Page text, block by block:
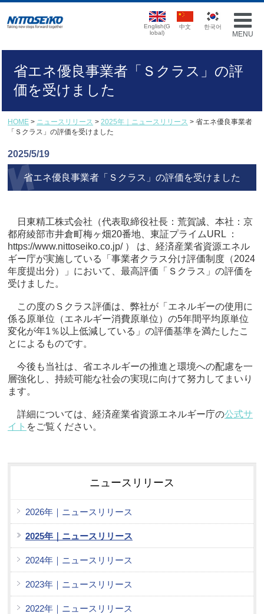
MENU
English(G
lobal)
中文 한국어
省エネ優良事業者「Ｓクラス」の評
価を受けました
HOME > ニュースリリース > 2025年｜ニュースリリース > 省エネ優良事業者
「Ｓクラス」の評価を受けました
2025/5/19
省エネ優良事業者「Ｓクラス」の評価を受けました
日東精工株式会社（代表取締役社長：荒賀誠、本社：京
都府綾部市井倉町梅ヶ畑20番地、東証プライムURL ：
https://www.nittoseiko.co.jp/ ） は、 経済産業省資源エネル
ギー庁が実施している「事業者クラス分け評価制度（2024
年度提出分）」において、最高評価「Ｓクラス」の評価を
受けました。
この度のＳクラス評価は、弊社が「エネルギーの使用に
係る原単位（エネルギー消費原単位）の5年間平均原単位
変化が年1％以上低減している」の評価基準を満たしたこ
とによるものです。
今後も当社は、省エネルギーの推進と環境への配慮を一
層強化し、持続可能な社会の実現に向けて努力してまいり
ます。
詳細については、経済産業省資源エネルギー庁の公式サ
イト をご覧ください。
ニュースリリース
2026年｜ニュースリリース
2025年｜ニュースリリース
2024年｜ニュースリリース
2023年｜ニュースリリース
2022年｜ニュースリリース